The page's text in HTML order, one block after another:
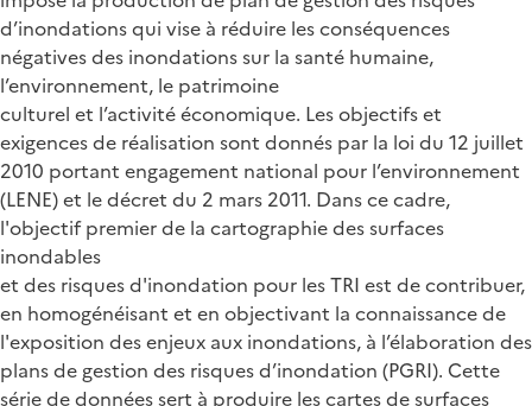
d’inondations qui vise à réduire les conséquences
négatives des inondations sur la santé humaine,
l’environnement, le patrimoine
culturel et l’activité économique. Les objectifs et
exigences de réalisation sont donnés par la loi du 12 juillet
2010 portant engagement national pour l’environnement
(LENE) et le décret du 2 mars 2011. Dans ce cadre,
l'objectif premier de la cartographie des surfaces
inondables
et des risques d'inondation pour les TRI est de contribuer,
en homogénéisant et en objectivant la connaissance de
l'exposition des enjeux aux inondations, à l’élaboration des
plans de gestion des risques d’inondation (PGRI). Cette
série de données sert à produire les cartes de surfaces